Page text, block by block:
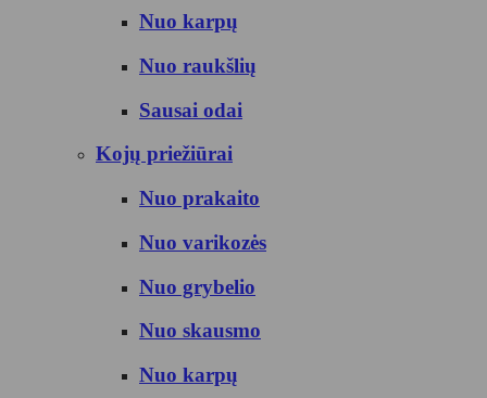
Nuo karpų
Nuo raukšlių
Sausai odai
Kojų priežiūrai
Nuo prakaito
Nuo varikozės
Nuo grybelio
Nuo skausmo
Nuo karpų